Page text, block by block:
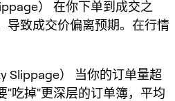
） 在你下单到成交之
导致成交价偏离预期。在行情
Slippage） 当你的订单量超
"吃掉"更深层的订单簿，平均